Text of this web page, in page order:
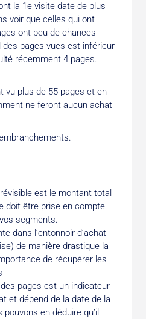
la 1e visite date de plus
voir que celles qui ont
ont peu de chances
des pages vues est inférieur
récemment 4 pages.
vu plus de 55 pages et en
ne feront aucun achat
est le montant total
doit être prise en compte
segments.
dans l’entonnoir d’achat
de manière drastique la
de récupérer les
pages est un indicateur
et dépend de la date de la
en déduire qu’il